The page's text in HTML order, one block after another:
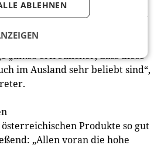
hervorzuheben bzw. zu
Und es wird auch
abgesetzt, aber eben nicht
„umso erfreulicher, dass diese
im Ausland sehr beliebt sind“,
Produkte so gut
„Allen voran die hohe
ABLEHNEN